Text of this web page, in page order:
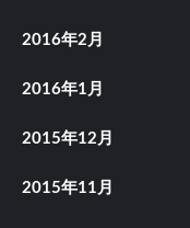
2016年2月
2016年1月
2015年12月
2015年11月